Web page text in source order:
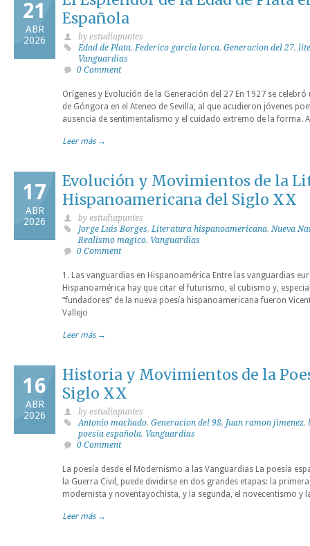
21
ABR
2026
Española
by estudiapuntes
Edad de Plata,Federico garcia lorca, Generacion del 27,
Vanguardias
0 Comment
Orígenes y Evolución de la Generación del 27 En 1927 se
de Góngora en el Ateneo de Sevilla, al que acudieron jóvenes
ausencia de sentimentalismo y el cuidado extremo de la forma.
Leer más →
17
ABR
2026
Evolución y Movimientos de la
Hispanoamericana del Siglo XX
by estudiapuntes
Jorge Luis Borges,Literatura hispanoamericana,Nueva
Realismo magico, Vanguardias
0 Comment
1. Las vanguardias en Hispanoamérica Entre las vanguardias
Hispanoamérica hay que citar el futurismo, el cubismo y,
“fundadores” de la nueva poesía hispanoamericana fueron
Vallejo
Leer más →
16
ABR
2026
Historia y Movimientos de la
Siglo XX
by estudiapuntes
Antonio machado, Generacion del 98, Juan ramon jimenez,
poesía española, Vanguardias
0 Comment
La poesía desde el Modernismo a las Vanguardias La poesía
la Guerra Civil, puede dividirse en dos grandes etapas: la
modernista y noventayochista, y la segunda, el novecentismo y
Leer más →